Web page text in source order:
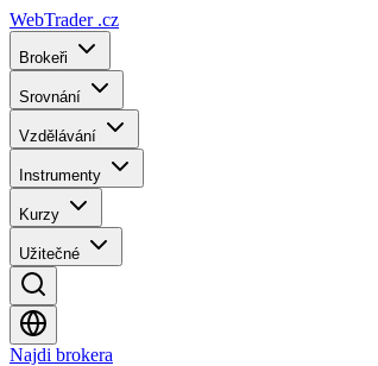
WebTrader .cz
Brokeři
Srovnání
Vzdělávání
Instrumenty
Kurzy
Užitečné
Najdi brokera